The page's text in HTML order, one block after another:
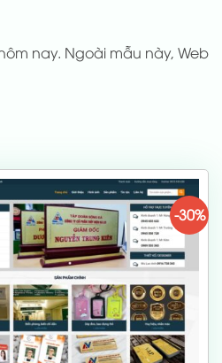
nay. Ngoài mẫu này, Web
-30%